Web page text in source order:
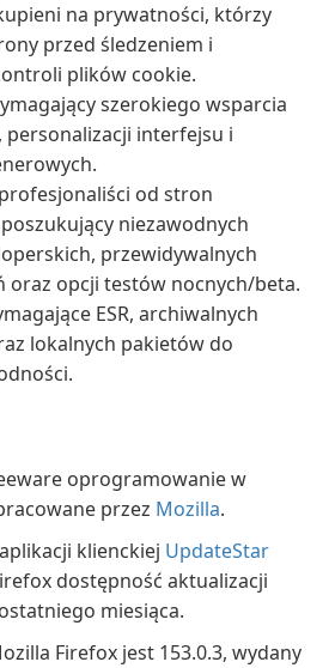
na prywatności, którzy
przed śledzeniem i
plików cookie.
szerokiego wsparcia
personalizacji interfejsu i
od stron
niezawodnych
przewidywalnych
oraz opcji testów nocnych/beta.
ESR, archiwalnych
lokalnych pakietów do
oprogramowanie w
przez Mozilla.
klienckiej UpdateStar
dostępność aktualizacji
miesiąca.
Firefox jest 153.0.3, wydany